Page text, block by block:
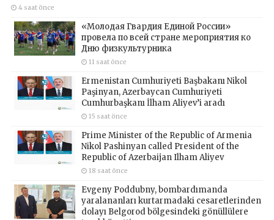
4 saat önce
«Молодая Гвардия Единой России»
провела по всей стране мероприятия ко
Дню физкультурника
11 saat önce
Ermenistan Cumhuriyeti Başbakanı Nikol
Paşinyan, Azerbaycan Cumhuriyeti
Cumhurbaşkanı İlham Aliyev’i aradı
15 saat önce
Prime Minister of the Republic of Armenia
Nikol Pashinyan called President of the
Republic of Azerbaijan Ilham Aliyev
18 saat önce
Evgeny Poddubny, bombardımanda
yaralananları kurtarmadaki cesaretlerinden
dolayı Belgorod bölgesindeki gönüllülere